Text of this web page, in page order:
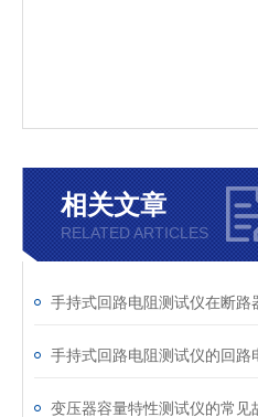
相关文章
RELATED ARTICLES